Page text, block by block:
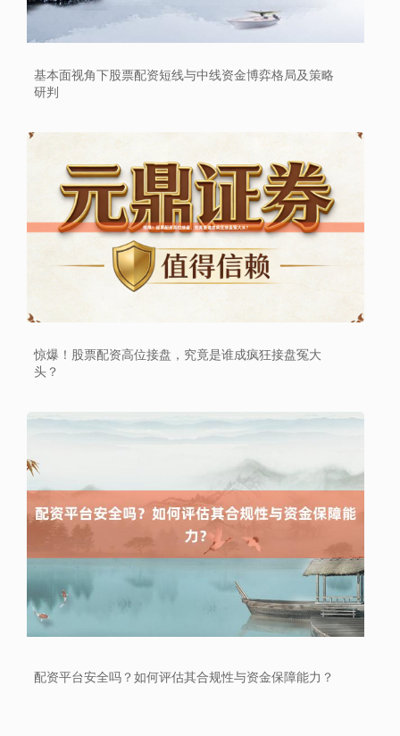
基本面视角下股票配资短线与中线资金博弈格局及策略
研判
惊爆！股票配资高位接盘，究竟是谁成疯狂接盘冤大
头？
配资平台安全吗？如何评估其合规性与资金保障能力？